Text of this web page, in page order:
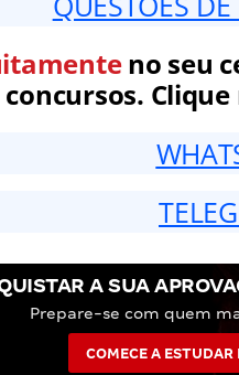
no seu
A SUA
Prepare-se com quem
COMECE A ESTUDAR